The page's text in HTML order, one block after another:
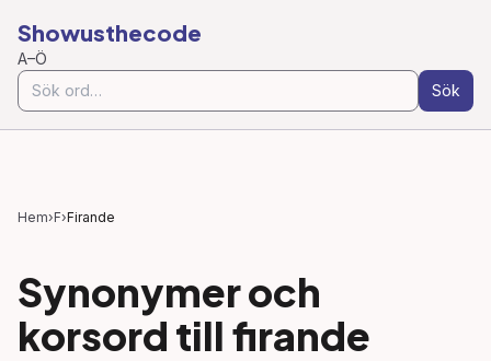
Showusthecode
A–Ö
Sök
Hem›F›Firande
Synonymer och
korsord till firande